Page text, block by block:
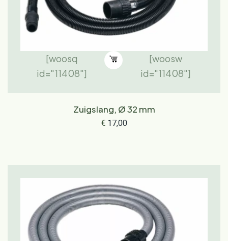
[woosq
id="11408"]
[woosw
id="11408"]
Zuigslang, Ø 32 mm
€17,00